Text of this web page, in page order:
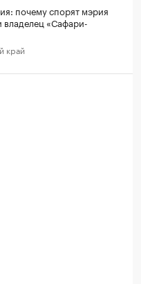
почему спорят мэрия
владелец «Сафари-
край